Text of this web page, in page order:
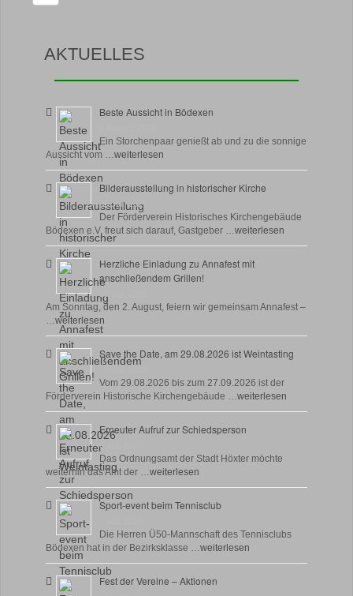
AKTUELLES
Beste Aussicht in Bödexen
Ein Storchenpaar genießt ab und zu die sonnige
Aussicht vom …weiterlesen
Bilderausstellung in historischer Kirche
30 Juli, 2026
Der Förderverein Historisches Kirchengebäude
Bödexen e.V. freut sich darauf, Gastgeber …weiterlesen
Herzliche Einladung zu Annafest mit
anschließendem Grillen!
Am Sonntag, den 2. August, feiern wir gemeinsam Annafest –
…weiterlesen
Save the Date, am 29.08.2026 ist Weintasting
Vom 29.08.2026 bis zum 27.09.2026 ist der
Förderverein Historische Kirchengebäude …weiterlesen
Erneuter Aufruf zur Schiedsperson
8 Juli, 2026
Das Ordnungsamt der Stadt Höxter möchte
weiterhin das Amt der …weiterlesen
Sport-event beim Tennisclub
Die Herren Ü50-Mannschaft des Tennisclubs
Bödexen hat in der Bezirksklasse …weiterlesen
Fest der Vereine – Aktionen